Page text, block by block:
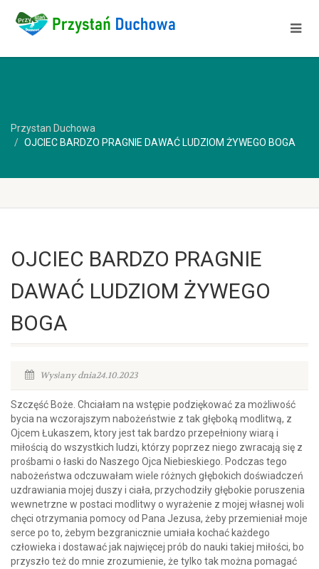
Przystan Duchowa
OJCIEC BARDZO PRAGNIE DAWAĆ LUDZIOM ŻYWEGO BOGA
OJCIEC BARDZO PRAGNIE
DAWAĆ LUDZIOM ŻYWEGO
BOGA
Wysłany dnia24.10.2023
Szczęść Boże. Chciałam na wstępie podziękować za możliwość
bycia na wczorajszym nabożeństwie z tak głęboką modlitwą, z
Ojcem Łukaszem, ktory jest tak bardzo przepełniony wiarą i
miłością do wszystkich ludzi, którzy poprzez niego zwracają się z
prośbami o łaski do Naszego Ojca Niebieskiego. Podczas tego
nabożeństwa odczuwałam wiele różnych głębokich doświadczeń
uzdrawiania mojej duszy i ciała, przychodziły głębokie poruszenia
wewnetrzne w postaci modlitwy o wyrażenie z mojej własnej woli
chęci otrzymania pomocy od Pana Jezusa, żeby przemieniał moje
serce po to, żebym bezgranicznie umiała kochać każdego
człowieka i dostawać jak najwięcej prób do nauki takiej miłości, bo
przyszło też do mnie zrozumienie, że tylko tak można pomagać